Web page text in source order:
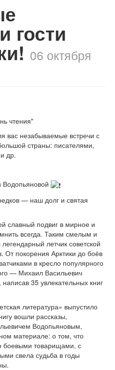
гости
06 октября
чтения"
вас незабываемые встречи с
страны: писателями,
др.
— наш долг и святая
славный подвиг в мирное и
всегда. Таким смелым и
летчик советской
покорения Арктики до боёв
в кресло популярного
— Михаил Васильевич
35 увлекательных книг
литература» выпустило
вошли рассказы,
Водопьяновым,
материале: о том, что
боевыми товарищами, с
свела судьба в годы